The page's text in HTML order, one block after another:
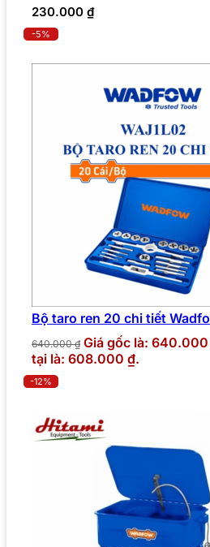
230.000 ₫
-5%
Bộ taro ren 20 chi tiết
640.000₫ Giá gốc là: 640.000
tại là: 608.000 ₫.
-12%